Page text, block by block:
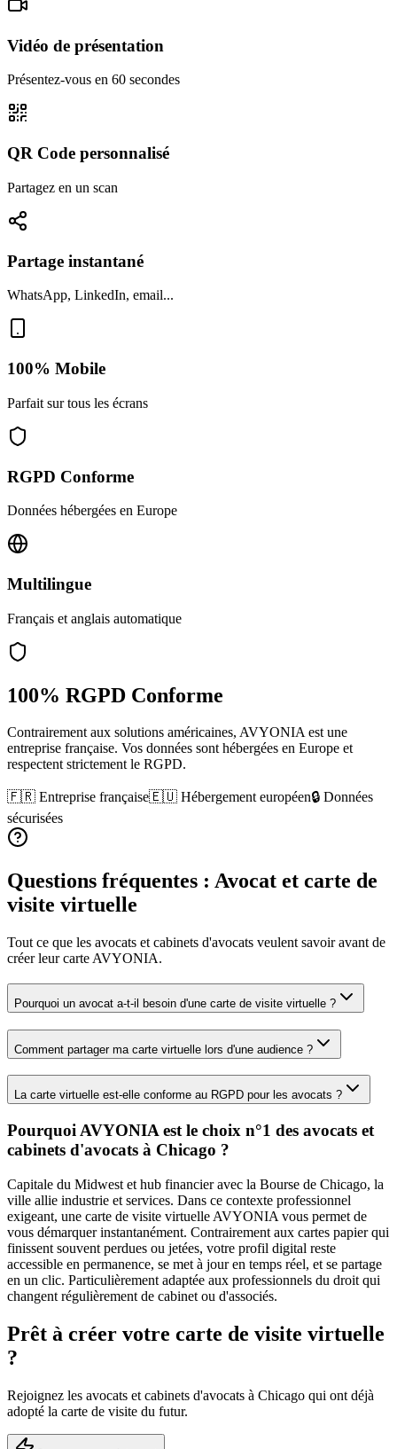
Vidéo de présentation
Présentez-vous en 60 secondes
QR Code personnalisé
Partagez en un scan
Partage instantané
WhatsApp, LinkedIn, email...
100% Mobile
Parfait sur tous les écrans
RGPD Conforme
Données hébergées en Europe
Multilingue
Français et anglais automatique
100% RGPD Conforme
Contrairement aux solutions américaines, AVYONIA est une
entreprise française. Vos données sont hébergées en Europe et
respectent strictement le RGPD.
🇫🇷 Entreprise française🇪🇺 Hébergement européen🔒 Données
sécurisées
Questions fréquentes : Avocat et carte de
visite virtuelle
Tout ce que les avocats et cabinets d'avocats veulent savoir avant de
créer leur carte AVYONIA.
Pourquoi un avocat a-t-il besoin d'une carte de visite virtuelle ?
Comment partager ma carte virtuelle lors d'une audience ?
La carte virtuelle est-elle conforme au RGPD pour les avocats ?
Pourquoi AVYONIA est le choix n°1 des avocats et
cabinets d'avocats à Chicago ?
Capitale du Midwest et hub financier avec la Bourse de Chicago, la
ville allie industrie et services. Dans ce contexte professionnel
exigeant, une carte de visite virtuelle AVYONIA vous permet de
vous démarquer instantanément. Contrairement aux cartes papier qui
finissent souvent perdues ou jetées, votre profil digital reste
accessible en permanence, se met à jour en temps réel, et se partage
en un clic. Particulièrement adaptée aux professionnels du droit qui
changent régulièrement de cabinet ou d'associés.
Prêt à créer votre carte de visite virtuelle
?
Rejoignez les avocats et cabinets d'avocats à Chicago qui ont déjà
adopté la carte de visite du futur.